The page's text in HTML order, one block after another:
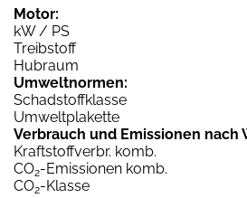
Motor:
kW / PS
Treibstoff
Hubraum
Umweltnormen:
Schadstoffklasse
Umweltplakette
Verbrauch und Emissionen nach
Kraftstoffverbr. komb.
CO2-Emissionen komb.
CO2-Klasse